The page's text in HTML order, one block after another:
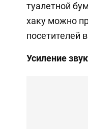
туалетной
хаку можно
посетителей
Усиление